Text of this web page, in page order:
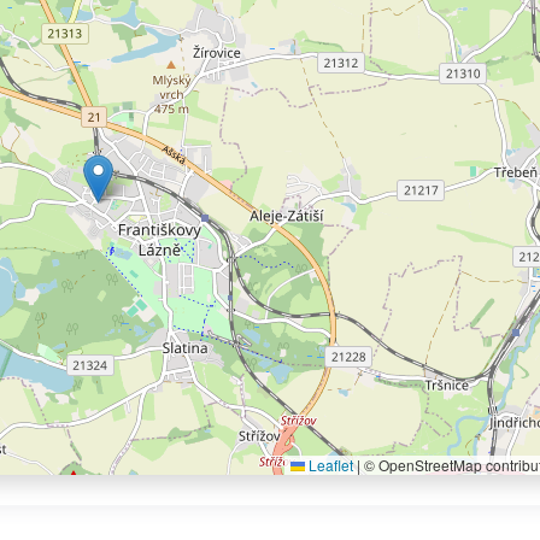
Leaflet| © OpenStreetMap